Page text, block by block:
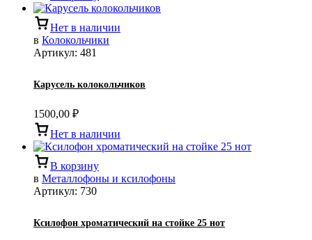
Нет в наличии
в Колокольчики
Артикул: 481
Карусель колокольчиков
1500,00 ₽
Нет в наличии
В корзину
в Металлофоны и ксилофоны
Артикул: 730
Ксилофон хроматический на стойке 25 нот